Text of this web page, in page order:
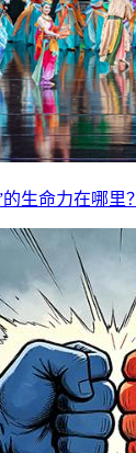
生命力在哪里？